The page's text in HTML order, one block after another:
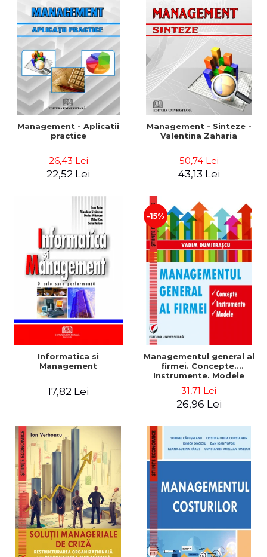
Management - Aplicatii
practice
26,43 Lei
22,52 Lei
Management - Sinteze -
Valentina Zaharia
50,74 Lei
43,13 Lei
Informatica si
Management
17,82 Lei
-15%
Managementul general al
firmei. Concepte.
Instrumente. Modele
31,71 Lei
26,96 Lei